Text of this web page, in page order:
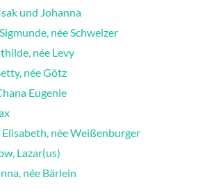
und Johanna
née Schweizer
née Levy
née Götz
Eugenie
née Weißenburger
Lazar(us)
née Bärlein